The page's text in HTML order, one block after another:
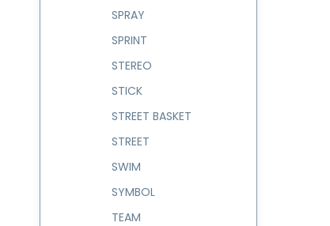
SPRAY
SPRINT
STEREO
STICK
STREET BASKET
STREET
SWIM
SYMBOL
TEAM